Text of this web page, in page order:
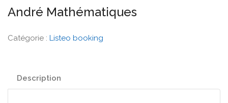
André Mathématiques
Catégorie : Listeo booking
Description